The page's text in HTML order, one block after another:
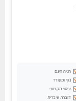
חניה חינם
נקי ומסודר
עיסוי מקצועי
דוברת עיברית